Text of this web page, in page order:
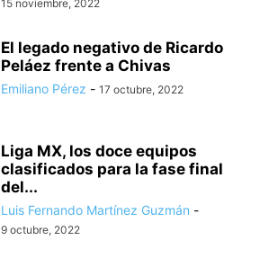
15 noviembre, 2022
El legado negativo de Ricardo
Peláez frente a Chivas
Emiliano Pérez - 17 octubre, 2022
Liga MX, los doce equipos
clasificados para la fase final
del...
Luis Fernando Martínez Guzmán -
9 octubre, 2022